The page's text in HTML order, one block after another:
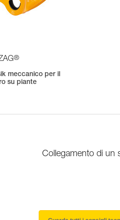
®
meccanico per il
su piante
Collegamento di un